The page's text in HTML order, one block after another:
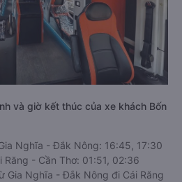
và giờ kết thúc của xe khách Bốn
Nghĩa - Đắk Nông: 16:45, 17:30
Răng - Cần Thơ: 01:51, 02:36
Gia Nghĩa - Đắk Nông đi Cái Răng